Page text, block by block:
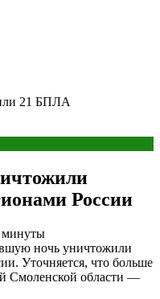
21 БПЛА
России
минуты
ночь уничтожили
Уточняется, что больше
Смоленской области —